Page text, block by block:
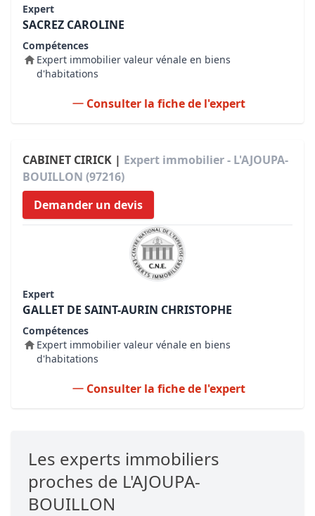
Expert
SACREZ CAROLINE
Compétences
Expert immobilier valeur vénale en biens
d'habitations
Consulter la fiche de l'expert
CABINET CIRICK | Expert immobilier - L'AJOUPA-
BOUILLON (97216)
Demander un devis
Expert
GALLET DE SAINT-AURIN CHRISTOPHE
Compétences
Expert immobilier valeur vénale en biens
d'habitations
Consulter la fiche de l'expert
Les experts immobiliers
proches de L'AJOUPA-
BOUILLON